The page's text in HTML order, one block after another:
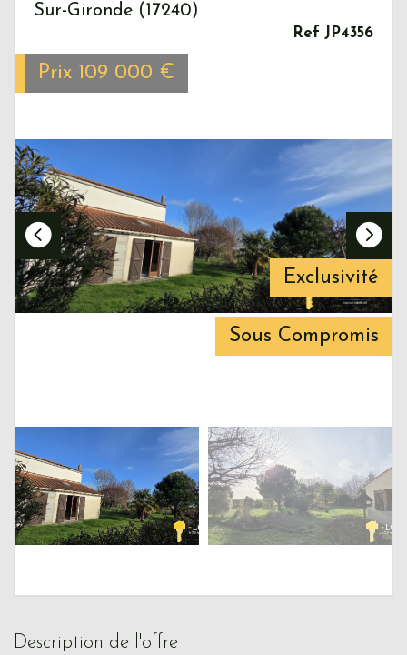
Sous Compromis
Exclusivité
Sur-Gironde (17240)
Ref JP4356
Prix 109 000 €
description de l'offre